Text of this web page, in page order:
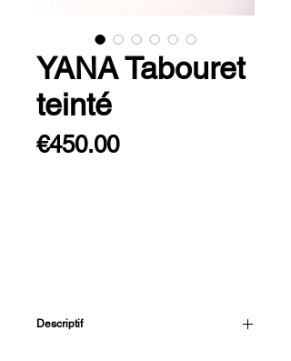
YANA Tabouret
teinté
€450.00Prix
Descriptif